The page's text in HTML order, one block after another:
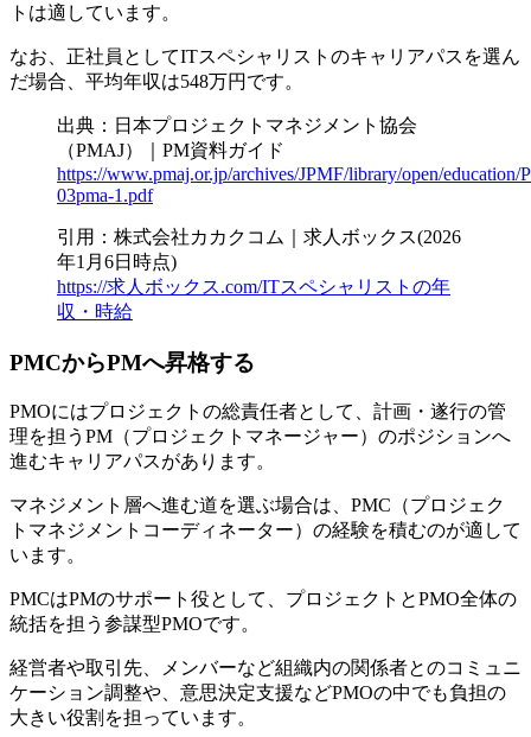
トは適しています。
なお、正社員としてITスペシャリストのキャリアパスを選ん
だ場合、平均年収は548万円です。
出典：日本プロジェクトマネジメント協会
（PMAJ）｜PM資料ガイド
https://www.pmaj.or.jp/archives/JPMF/library/open/education/
03pma-1.pdf
引用：株式会社カカクコム｜求人ボックス(2026
年1月6日時点)
https://求人ボックス.com/ITスペシャリストの年
収・時給
PMCからPMへ昇格する
PMOにはプロジェクトの総責任者として、 計画・遂行の管
理を担うPM（プロジェクトマネージャー） のポジションへ
進むキャリアパスがあります。
マネジメント層へ進む道を選ぶ場合は、 PMC（プロジェク
トマネジメントコーディネーター） の経験を積むのが適して
います。
PMCはPMのサポート役として、 プロジェクトとPMO全体の
統括を担う参謀型PMOです。
経営者や取引先、メンバーなど組織内の関係者とのコミュニ
ケーション調整や、意思決定支援などPMOの中でも負担の
大きい役割を担っています。